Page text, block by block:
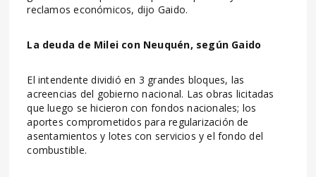
reclamos económicos, dijo Gaido.
La deuda de Milei con Neuquén, según Gaido
El intendente dividió en 3 grandes bloques, las
acreencias del gobierno nacional. Las obras licitadas
que luego se hicieron con fondos nacionales; los
aportes comprometidos para regularización de
asentamientos y lotes con servicios y el fondo del
combustible.